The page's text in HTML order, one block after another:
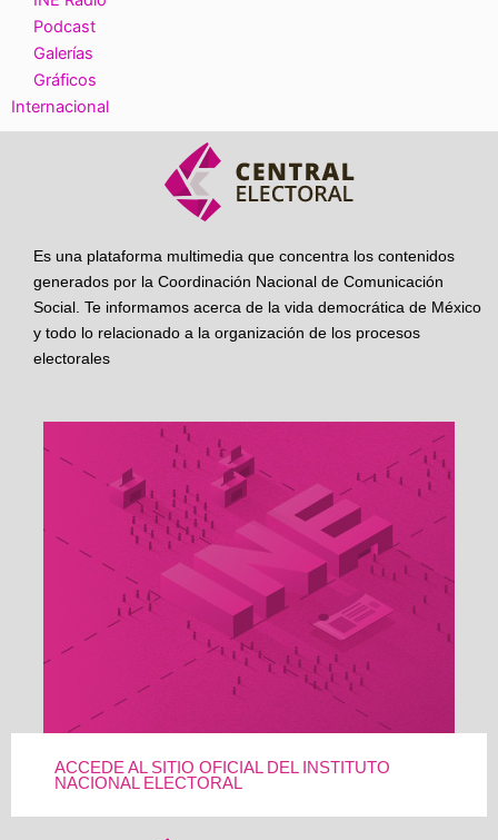
Podcast
Galerías
Gráficos
Internacional
Es una plataforma multimedia que concentra los contenidos
generados por la Coordinación Nacional de Comunicación
Social. Te informamos acerca de la vida democrática de México
y todo lo relacionado a la organización de los procesos
electorales
ACCEDE AL SITIO OFICIAL DEL INSTITUTO
NACIONAL ELECTORAL